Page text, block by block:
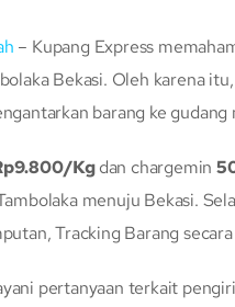
– Kupang Express
Bekasi. Oleh karena
barang ke
Kgdan chargemin
menuju Bekasi.
Tracking Barang
pertanyaan terkait